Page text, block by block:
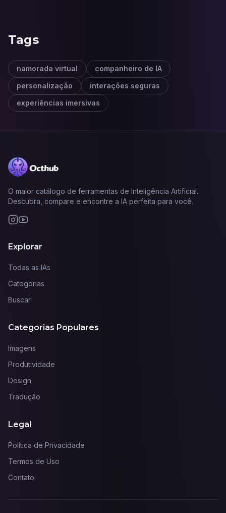
Tags
namorada virtual
companheiro de IA
personalização
interações seguras
experiências imersivas
O maior catálogo de ferramentas de Inteligência Artificial.
Descubra, compare e encontre a IA perfeita para você.
Explorar
Todas as IAs
Categorias
Buscar
Categorias Populares
Imagens
Produtividade
Design
Tradução
Legal
Política de Privacidade
Termos de Uso
Contato